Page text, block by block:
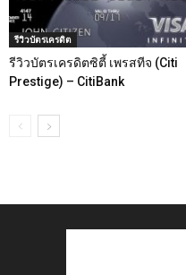
รีวิวบัตรเครดิต
รีวิวบัตรเครดิตซิตี้ เพรสทีจ (Citi
Prestige) – CitiBank